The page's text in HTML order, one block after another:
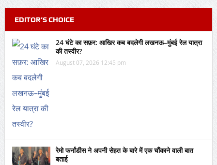
EDITOR’S CHOICE
24 घंटे का सफ़र: आखिर कब बदलेगी लखनऊ–मुंबई रेल यात्रा
की तस्वीर?
August 07, 2026 12:45 pm
रेमो फर्नांडीस ने अपनी सेहत के बारे में एक चौंकाने वाली बात
बताई